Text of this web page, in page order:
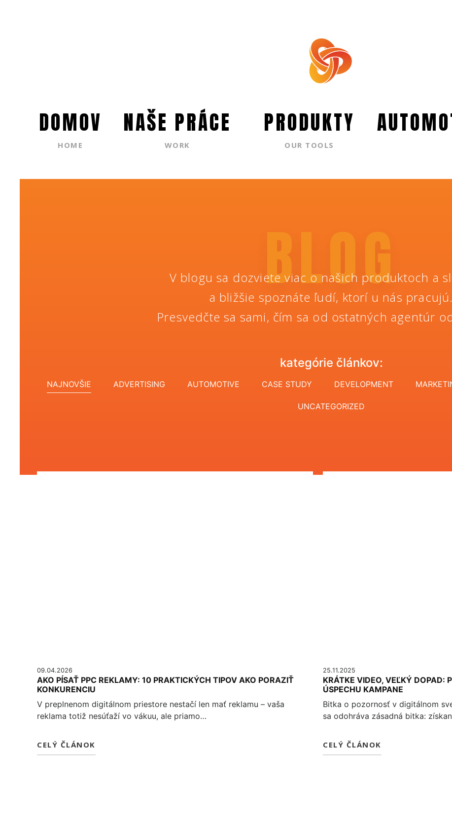
DOMOV
HOME
NAŠE PRÁCE
WORK
PRODUKTY
OUR TOOLS
BLOG
V blogu sa dozviete viac o našich produktoch a
a bližšie spoznáte ľudí, ktorí u nás pracujú.
Presvedčte sa sami, čím sa od ostatných agentúr
kategórie článkov:
NAJNOVŠIE ADVERTISING AUTOMOTIVE CASE STUDY DEVELOPMENT
UNCATEGORIZED
09.04.2026
AKO PÍSAŤ PPC REKLAMY: 10 PRAKTICKÝCH TIPOV AKO PORAZIŤ
KONKURENCIU
V preplnenom digitálnom priestore nestačí len mať reklamu – vaša
reklama totiž nesúťaží vo vákuu, ale priamo…
CELÝ ČLÁNOK
25.11.2025
KRÁTKE VIDEO, VEĽKÝ DOPAD:
ÚSPECHU KAMPANE
Bitka o pozornosť v digitálnom
sa odohráva zásadná bitka:
CELÝ ČLÁNOK